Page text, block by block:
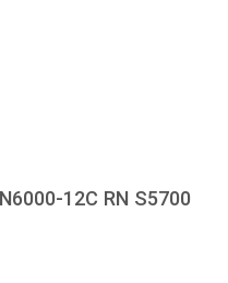
12C RN S5700